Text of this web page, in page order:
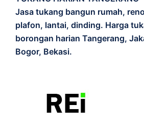
Jasa tukang bangun rumah,
plafon, lantai, dinding. Harga
borongan harian Tangerang,
Bogor, Bekasi.